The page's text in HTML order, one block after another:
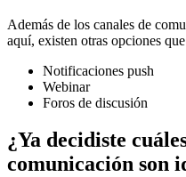
Además de los canales de
aquí, existen otras opciones
Notificaciones push
Webinar
Foros de discusión
¿Ya decidiste
comunicación son